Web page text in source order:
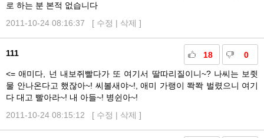
로 하는 분 본적 없습니다
2011-10-24 08:16:37 [ 수정 | 삭제 ]
18 0
111
<= 애미다, 넌 내보쥐빨다가 또 여기서 딸따리질이니~? 나씨는 보쥣
물 안나온다고 했잖아~! 씨볼새야~!, 애미 가랭이 쫙쫙 벌렸으니 여기
다 대고 빨아라~! 내 아들~! 병쉰아~!
2011-10-24 08:15:12 [ 수정 | 삭제 ]